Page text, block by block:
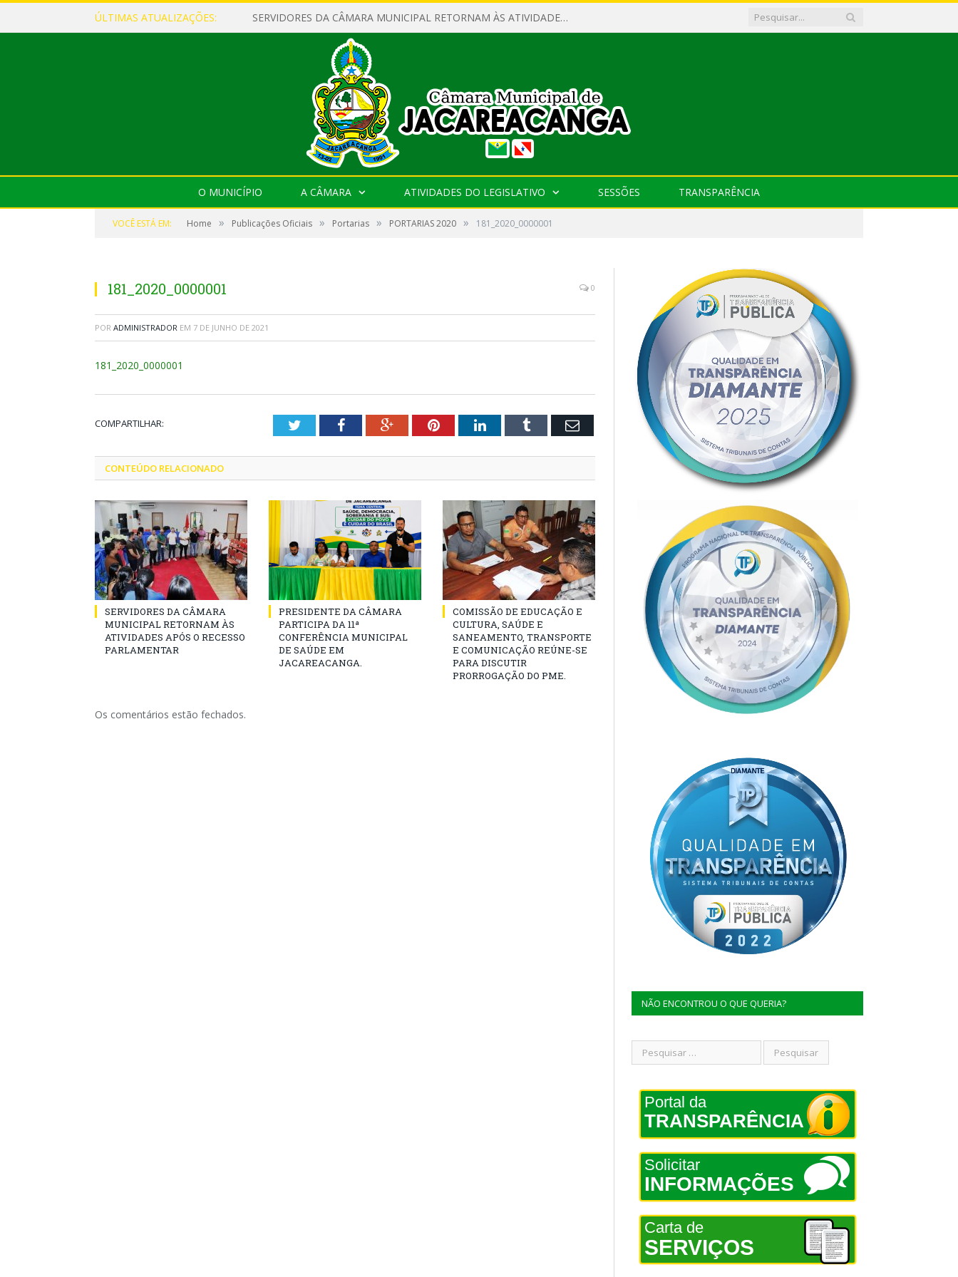
ÚLTIMAS ATUALIZAÇÕES: SERVIDORES DA CÂMARA MUNICIPAL RETORNAM ÀS ATIVIDADES APÓS O RECESSO PARLAMENTAR
O MUNICÍPIO A CÂMARA ATIVIDADES DO LEGISLATIVO SESSÕES TRANSPARÊNCIA
VOCÊ ESTÁ EM: Home » Publicações Oficiais » Portarias » PORTARIAS 2020 » 181_2020_0000001
181_2020_0000001 0
POR ADMINISTRADOR EM 7 DE JUNHO DE 2021
181_2020_0000001
COMPARTILHAR: TwitterFacebookGoogle+PinterestLinkedInTumblr Email
CONTEÚDO RELACIONADO
SERVIDORES DA CÂMARA
MUNICIPAL RETORNAM ÀS
ATIVIDADES APÓS O RECESSO
PARLAMENTAR
PRESIDENTE DA CÂMARA
PARTICIPA DA 11ª
CONFERÊNCIA MUNICIPAL
DE SAÚDE EM
JACAREACANGA.
COMISSÃO DE EDUCAÇÃO E
CULTURA, SAÚDE E
SANEAMENTO, TRANSPORTE
E COMUNICAÇÃO REÚNE-SE
PARA DISCUTIR
PRORROGAÇÃO DO PME.
Os comentários estão fechados.
NÃO ENCONTROU O QUE QUERIA?
Portal da
TRANSPARÊNCIA
Solicitar
INFORMAÇÕES
Carta de
SERVIÇOS